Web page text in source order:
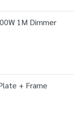
1M Dimmer
+ Frame